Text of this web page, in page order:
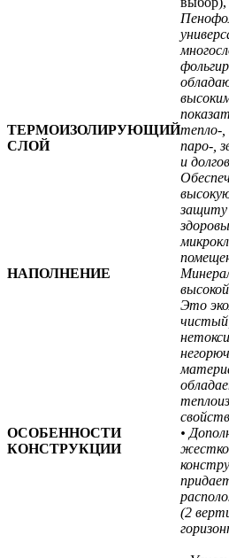
ТЕРМОИЗОЛИРУЮЩИЙ
СЛОЙ
тепло-,
паро-,
и
защиту
НАПОЛНЕНИЕ
Это
чистый,
ОСОБЕННОСТИ
КОНСТРУКЦИИ
•
(2